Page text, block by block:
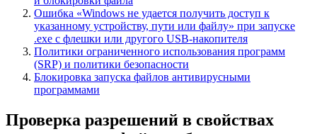
Ошибка «Windows не удается получить доступ к
указанному устройству, пути или файлу» при запуске
.exe с флешки или другого USB-накопителя
Политики ограниченного использования программ
(SRP) и политики безопасности
Блокировка запуска файлов антивирусными
программами
Проверка разрешений в свойствах